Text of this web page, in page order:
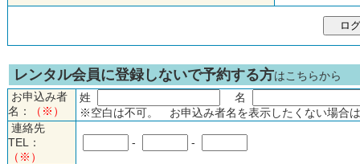
レンタル会員に登録しないで予約する方はこちらから
お申込み者
名：
（※）
姓
名
※空白は不可。 お申込み者名を表示したくない場合
連絡先
TEL：
（※）
- -